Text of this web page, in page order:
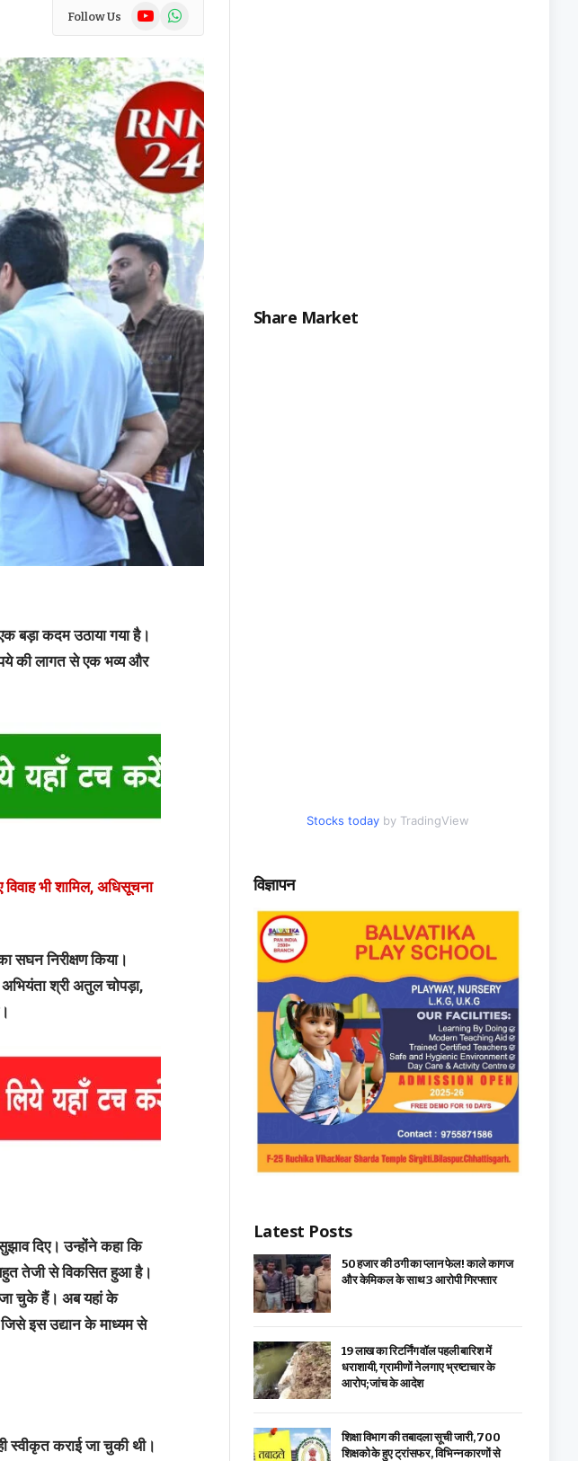
Follow Us YouTubeWhatsApp
बड़ा कदम उठाया गया है।
की लागत से एक भव्य और
भी शामिल, अधिसूचना
सघन निरीक्षण किया।
अभियंता श्री अतुल चोपड़ा,
दिए। उन्होंने कहा कि
बहुत तेजी से विकसित हुआ है।
जा चुके हैं। अब यहां के
इस उद्यान के माध्यम से
स्वीकृत कराई जा चुकी थी।
Share Market
Stocks today by TradingView
विज्ञापन
Latest Posts
₹50 हजार की ठगी का प्लान फेल! काले कागज
और केमिकल के साथ 3 आरोपी गिरफ्तार
19 लाख का रिटर्निंग वॉल पहली बारिश में
धराशायी, ग्रामीणों ने लगाए भ्रष्टाचार के
आरोप; जांच के आदेश
शिक्षा विभाग की तबादला सूची जारी, 700
शिक्षको के हुए ट्रांसफर, विभिन्न कारणों से